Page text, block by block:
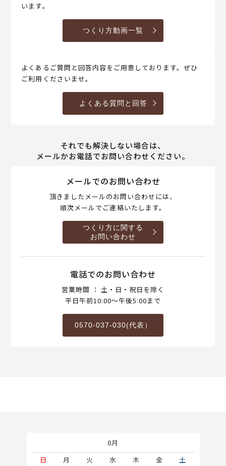
います。
つくり方動画一覧
よくあるご質問と回答内容をご用意しております。ぜひ
ご利用くださいませ。
よくある質問と回答
それでも解決しない場合は、
メールかお電話でお問い合わせください。
メールでのお問い合わせ
頂きましたメールのお問い合わせには、
順次メールでご連絡いたします。
つくり方に関する
お問い合わせ
電話でのお問い合わせ
営業時間 ： 土・日・祝日を除く
平日午前10:00～午後5:00まで
0570-037-030(代表）
8月
日
月 火 水 木 金
土